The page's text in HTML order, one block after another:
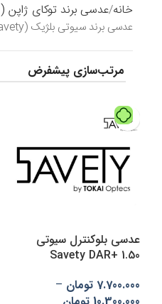
خانه عدسی برند توکای ژاپن (TOKAI)
عدسی برند سیوتی بلژیک (Savety)
عدسی بلوکنترل سیوتی
Savety DAR+ 1.50
7.700.000 تومان –